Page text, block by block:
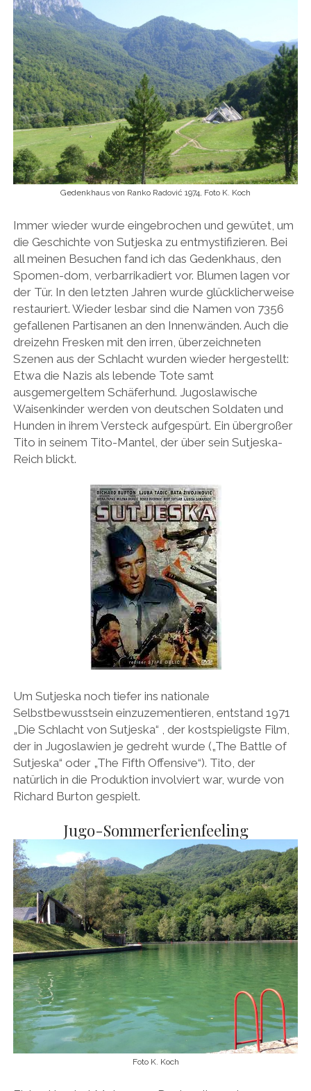
Gedenkhaus von Ranko Radović 1974, Foto K. Koch
Immer wieder wurde eingebrochen und gewütet, um
die Geschichte von Sutjeska zu entmystifizieren. Bei
all meinen Besuchen fand ich das Gedenkhaus, den
Spomen-dom, verbarrikadiert vor. Blumen lagen vor
der Tür. In den letzten Jahren wurde glücklicherweise
restauriert. Wieder lesbar sind die Namen von 7356
gefallenen Partisanen an den Innenwänden. Auch die
dreizehn Fresken mit den irren, überzeichneten
Szenen aus der Schlacht wurden wieder hergestellt:
Etwa die Nazis als lebende Tote samt
ausgemergeltem Schäferhund. Jugoslawische
Waisenkinder werden von deutschen Soldaten und
Hunden in ihrem Versteck aufgespürt. Ein übergroßer
Tito in seinem Tito-Mantel, der über sein Sutjeska-
Reich blickt.
Um Sutjeska noch tiefer ins nationale
Selbstbewusstsein einzuzementieren, entstand 1971
„Die Schlacht von Sutjeska“ , der kostspieligste Film,
der in Jugoslawien je gedreht wurde („The Battle of
Sutjeska“ oder „The Fifth Offensive“). Tito, der
natürlich in die Produktion involviert war, wurde von
Richard Burton gespielt.
Jugo-Sommerferienfeeling
Foto K. Koch